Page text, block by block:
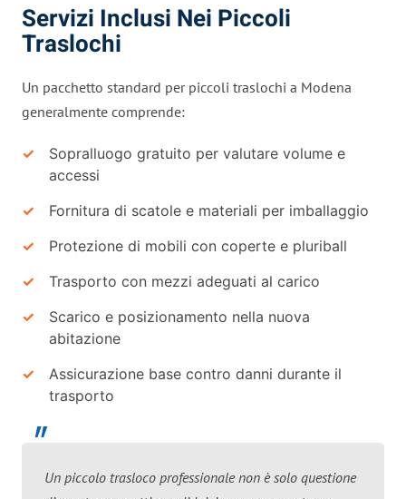
Servizi Inclusi Nei Piccoli
Traslochi
Un pacchetto standard per piccoli traslochi a Modena
generalmente comprende:
Sopralluogo gratuito per valutare volume e
accessi
Fornitura di scatole e materiali per imballaggio
Protezione di mobili con coperte e pluriball
Trasporto con mezzi adeguati al carico
Scarico e posizionamento nella nuova
abitazione
Assicurazione base contro danni durante il
trasporto
Un piccolo trasloco professionale non è solo questione